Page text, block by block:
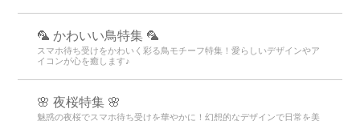
🦜 かわいい鳥特集 🦜
スマホ待ち受けをかわいく彩る鳥モチーフ特集！愛らしいデザインやア
イコンが心を癒します♪
🌸 夜桜特集 🌸
魅惑の夜桜でスマホ待ち受けを華やかに！幻想的なデザインで日常を美